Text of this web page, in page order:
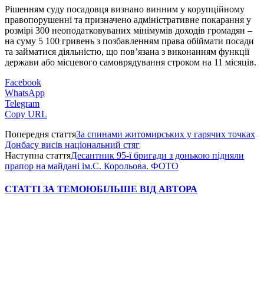
Рішенням суду посадовця визнано винним у корупційному
правопорушенні та призначено адміністративне покарання у
розмірі 300 неоподатковуваних мінімумів доходів громадян –
на суму 5 100 гривень з позбавленням права обіймати посади
та займатися діяльністю, що пов’язана з виконанням функції
держави або місцевого самоврядування строком на 11 місяців.
Facebook
WhatsApp
Telegram
Copy URL
Попередня статтяЗа спинами житомирських у гарячих точках
Донбасу висів національний стяг
Наступна статтяДесантник 95-ї бригади з донькою підняли
прапор на майдані ім.С. Корольова. ФОТО
СТАТТІ ЗА ТЕМОЮБІЛЬШЕ ВІД АВТОРА